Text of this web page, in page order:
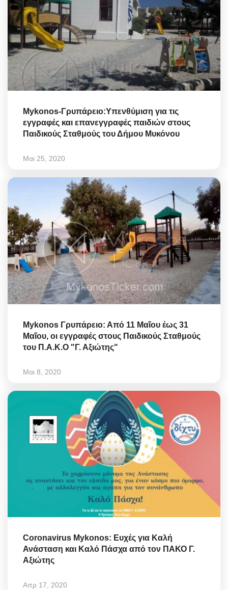
Mykonos-Γρυπάρειο:Υπενθύμιση για τις
εγγραφές και επανεγγραφές παιδιών στους
Παιδικούς Σταθμούς του Δήμου Μυκόνου
Μαι 25, 2020
Mykonos Γρυπάρειο: Από 11 Μαΐου έως 31
Μαΐου, οι εγγραφές στους Παιδικούς Σταθμούς
του Π.Α.Κ.Ο "Γ. Αξιώτης"
Μαι 8, 2020
Coronavirus Mykonos: Ευχές για Καλή
Ανάσταση και Καλό Πάσχα από τον ΠΑΚΟ Γ.
Αξιώτης
Απρ 17, 2020